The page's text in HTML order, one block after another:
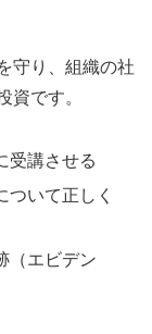
守り、組織の社
資です。
受講させる
ついて正しく
（エビデン